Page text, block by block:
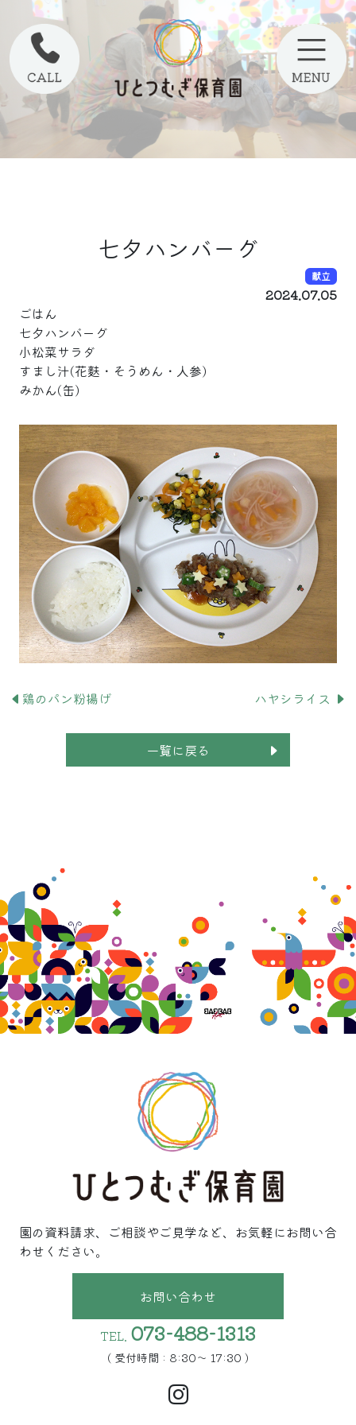
七夕ハンバーグ
献立
2024.07.05
ごはん
七夕ハンバーグ
小松菜サラダ
すまし汁(花麩・そうめん・人参)
みかん(缶)
鶏のパン粉揚げ ハヤシライス
一覧に戻る
園の資料請求、ご相談やご見学など、お気軽にお問い合
わせください。
お問い合わせ
TEL. 073-488-1313
( 受付時間 : 8:30〜 17:30 )